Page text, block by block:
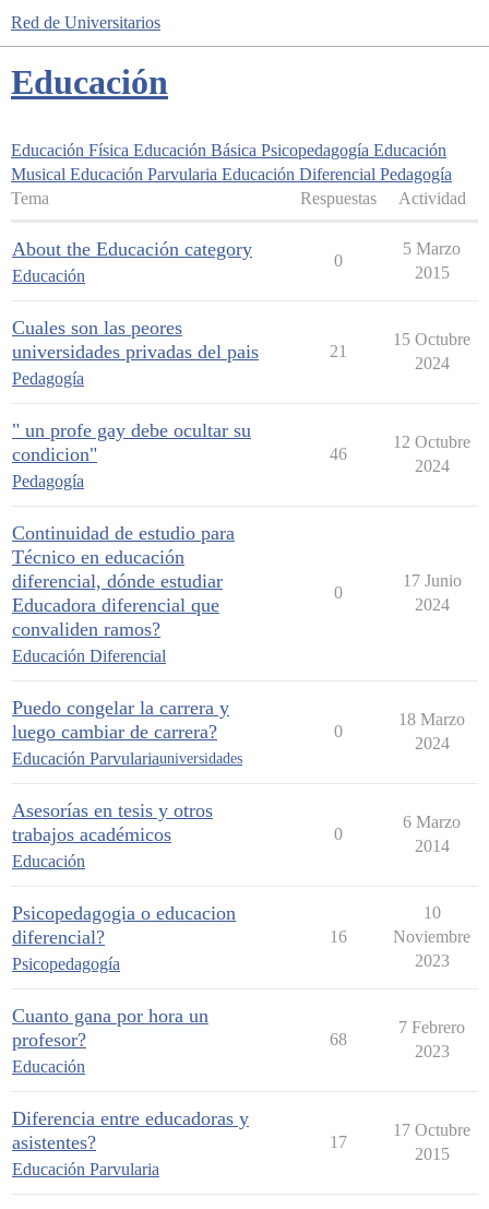
Red de Universitarios
Educación
Educación Física Educación Básica Psicopedagogía Educación
Musical Educación Parvularia Educación Diferencial Pedagogía
Tema
Respuestas Actividad
About the Educación category
Educación
0
5 Marzo
2015
Cuales son las peores
universidades privadas del pais
Pedagogía
21
15 Octubre
2024
" un profe gay debe ocultar su
condicion"
Pedagogía
46
12 Octubre
2024
Continuidad de estudio para
Técnico en educación
diferencial, dónde estudiar
Educadora diferencial que
convaliden ramos?
Educación Diferencial
0
17 Junio
2024
Puedo congelar la carrera y
luego cambiar de carrera?
Educación Parvulariauniversidades
0
18 Marzo
2024
Asesorías en tesis y otros
trabajos académicos
Educación
0
6 Marzo
2014
Psicopedagogia o educacion
diferencial?
Psicopedagogía
16
10
Noviembre
2023
Cuanto gana por hora un
profesor?
Educación
68
7 Febrero
2023
Diferencia entre educadoras y
asistentes?
Educación Parvularia
17
17 Octubre
2015